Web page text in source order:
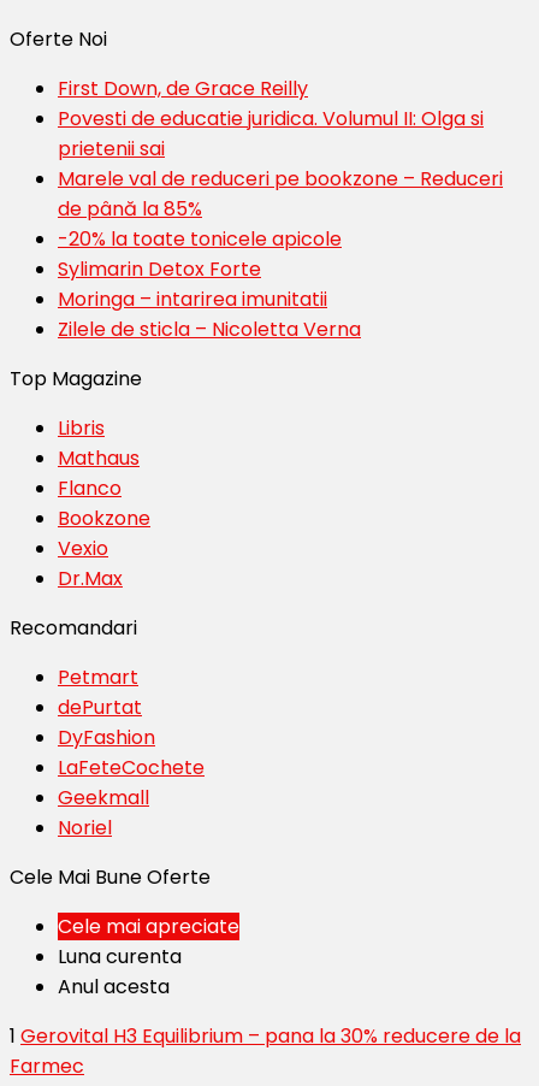
Oferte Noi
First Down, de Grace Reilly
Povesti de educatie juridica. Volumul II: Olga si
prietenii sai
Marele val de reduceri pe bookzone – Reduceri
de până la 85%
-20% la toate tonicele apicole
Sylimarin Detox Forte
Moringa – intarirea imunitatii
Zilele de sticla – Nicoletta Verna
Top Magazine
Libris
Mathaus
Flanco
Bookzone
Vexio
Dr.Max
Recomandari
Petmart
dePurtat
DyFashion
LaFeteCochete
Geekmall
Noriel
Cele Mai Bune Oferte
Cele mai apreciate
Luna curenta
Anul acesta
1 Gerovital H3 Equilibrium – pana la 30% reducere de la
Farmec